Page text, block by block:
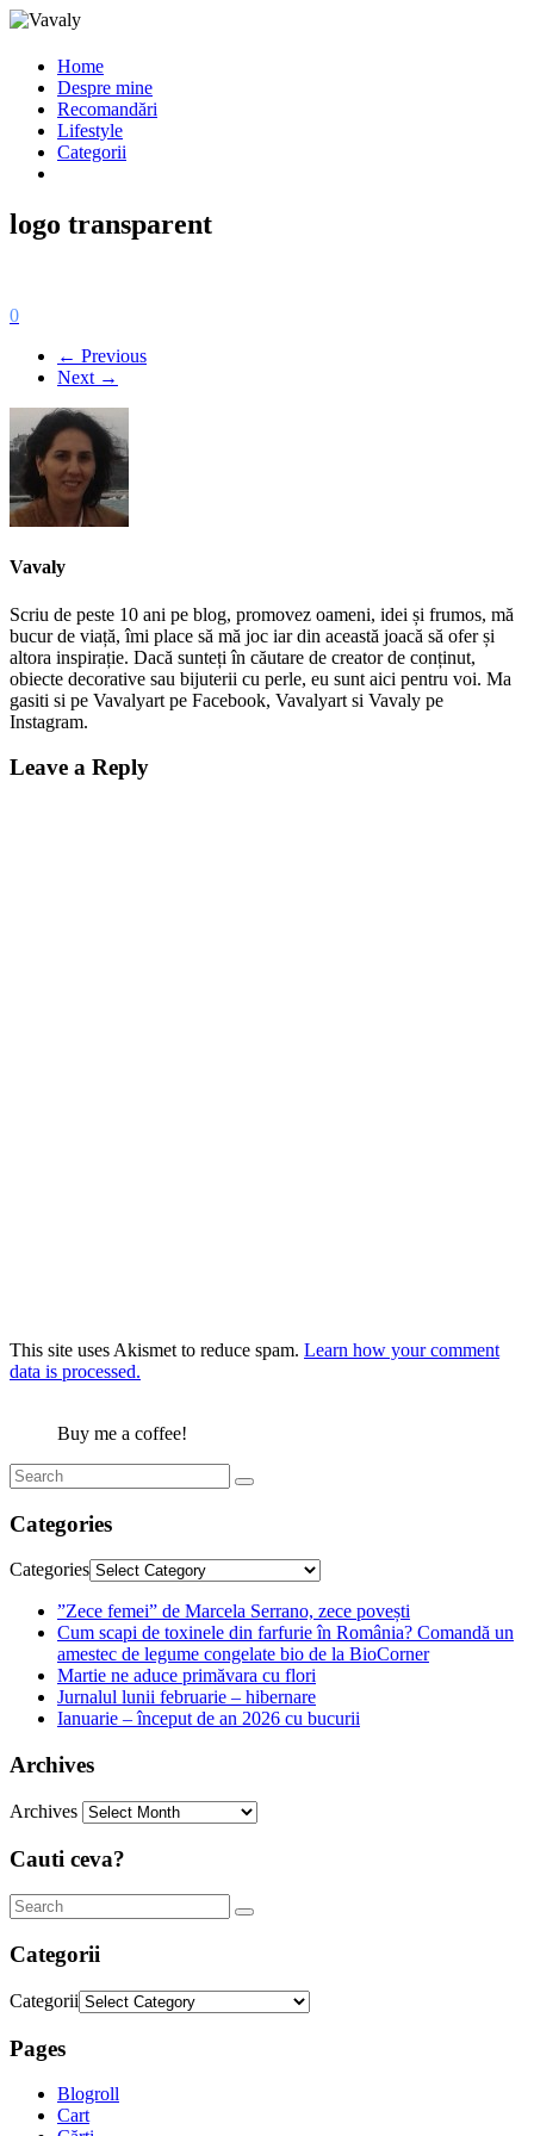
Home
Despre mine
Recomandări
Lifestyle
Categorii
logo transparent
0
← Previous
Next →
Vavaly
Scriu de peste 10 ani pe blog, promovez oameni, idei și frumos, mă
bucur de viață, îmi place să mă joc iar din această joacă să ofer și
altora inspirație. Dacă sunteți în căutare de creator de conținut,
obiecte decorative sau bijuterii cu perle, eu sunt aici pentru voi. Ma
gasiti si pe Vavalyart pe Facebook, Vavalyart si Vavaly pe
Instagram.
Leave a Reply
This site uses Akismet to reduce spam. Learn how your comment
data is processed.
Buy me a coffee!
Categories
Categories
”Zece femei” de Marcela Serrano, zece povești
Cum scapi de toxinele din farfurie în România? Comandă un
amestec de legume congelate bio de la BioCorner
Martie ne aduce primăvara cu flori
Jurnalul lunii februarie – hibernare
Ianuarie – început de an 2026 cu bucurii
Archives
Archives
Cauti ceva?
Categorii
Categorii
Pages
Blogroll
Cart